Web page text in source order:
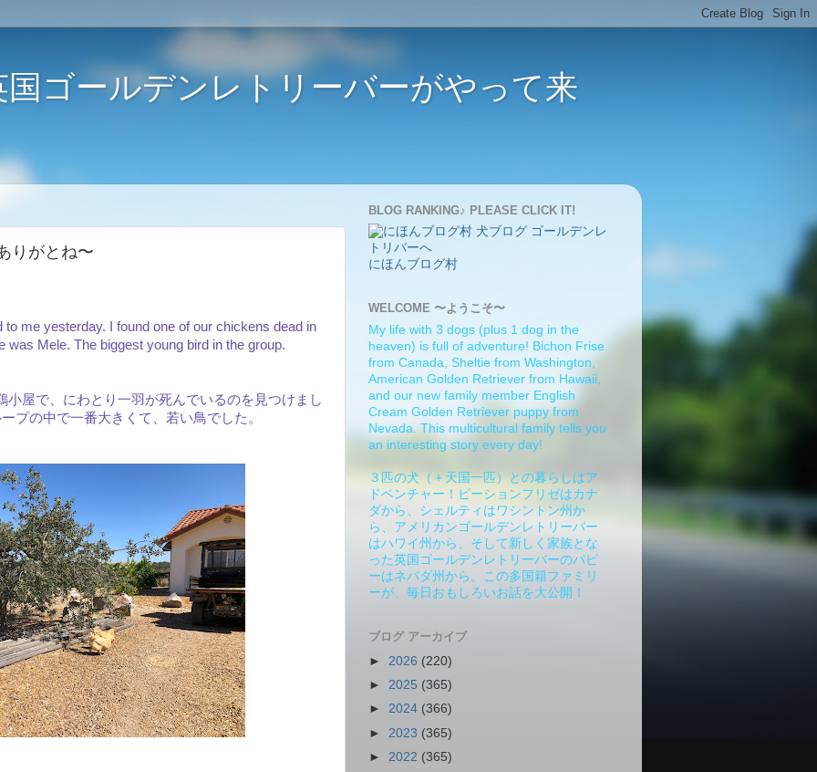
ゴールデンレトリーバーがやって来
りがとね〜
to me yesterday. I found one of our chickens dead in
was Mele. The biggest young bird in the group.
小屋で、にわとり一羽が死んでいるのを見つけまし
プの中で一番大きくて、若い鳥でした。
BLOG RANKING♪ PLEASE CLICK IT!
にほんブログ村
WELCOME 〜ようこそ〜
My life with 3 dogs (plus 1 dog in the
heaven) is full of adventure! Bichon Frise
from Canada, Sheltie from Washington,
American Golden Retriever from Hawaii,
and our new family member English
Cream Golden Retriever puppy from
Nevada. This multicultural family tells you
an interesting story every day!
３匹の犬（＋天国一匹）との暮らしはア
ドベンチャー！ビーションフリゼはカナ
ダから、シェルティはワシントン州か
ら、アメリカンゴールデンレトリーバー
はハワイ州から、そして新しく家族とな
った英国ゴールデンレトリーバーのパピ
ーはネバダ州から。この多国籍ファミリ
ーが、毎日おもしろいお話を大公開！
ブログ アーカイブ
► 2026 (220)
► 2025 (365)
► 2024 (366)
► 2023 (365)
► 2022 (365)